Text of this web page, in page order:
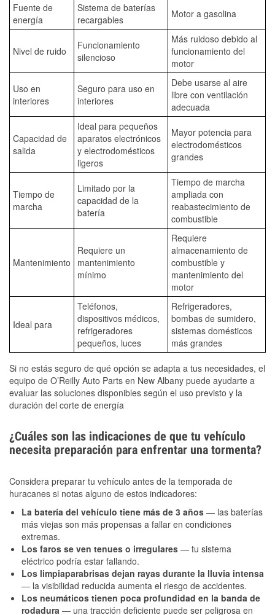
Fuente de
energía
Sistema de baterías
recargables
Motor a gasolina
Nivel de ruido
Funcionamiento
silencioso
Más ruidoso debido al
funcionamiento del
motor
Uso en
interiores
Seguro para uso en
interiores
Debe usarse al aire
libre con ventilación
adecuada
Capacidad de
salida
Ideal para pequeños
aparatos electrónicos
y electrodomésticos
ligeros
Mayor potencia para
electrodomésticos
grandes
Tiempo de
marcha
Limitado por la
capacidad de la
batería
Tiempo de marcha
ampliada con
reabastecimiento de
combustible
Mantenimiento
Requiere un
mantenimiento
mínimo
Requiere
almacenamiento de
combustible y
mantenimiento del
motor
Ideal para
Teléfonos,
dispositivos médicos,
refrigeradores
pequeños, luces
Refrigeradores,
bombas de sumidero,
sistemas domésticos
más grandes
Si no estás seguro de qué opción se adapta a tus necesidades, el
equipo de O’Reilly Auto Parts en New Albany puede ayudarte a
evaluar las soluciones disponibles según el uso previsto y la
duración del corte de energía
¿Cuáles son las indicaciones de que tu vehículo
necesita preparación para enfrentar una tormenta?
Considera preparar tu vehículo antes de la temporada de
huracanes si notas alguno de estos indicadores:
La batería del vehículo tiene más de 3 años — las baterías
más viejas son más propensas a fallar en condiciones
extremas.
Los faros se ven tenues o irregulares — tu sistema
eléctrico podría estar fallando.
Los limpiaparabrisas dejan rayas durante la lluvia intensa
— la visibilidad reducida aumenta el riesgo de accidentes.
Los neumáticos tienen poca profundidad en la banda de
rodadura — una tracción deficiente puede ser peligrosa en